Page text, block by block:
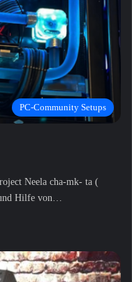
PC-Community Setups
Neela cha-mk- ta (
Hilfe von…